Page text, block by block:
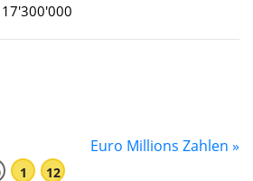
17'300'000
Euro Millions Zahlen »
1 12